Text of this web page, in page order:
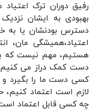
رفیق دوران ترک
بهبودی به ایشان
دسترس بودنشان یا
اعتیاد،همیشگی مان،
هستیم، مهم نیست که
دست کمک دراز می کنیم
کسی دست ما را بگیرد و
لازم است اعتماد
چه کسی قابل اعتماد